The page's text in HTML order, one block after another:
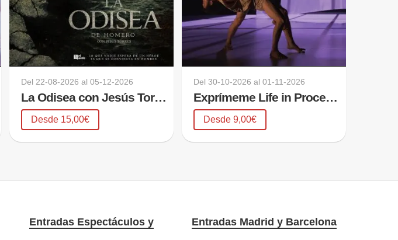
Del22-08-2026 al05-12-2026
La Odisea con Jesús Torres
Desde 15,00€
Del30-10-2026 al01-11-2026
Exprímeme Life in Process - Compañía Sharon Fridman
Desde 9,00€
Entradas Espectáculos y Entradas Madrid y Barcelona